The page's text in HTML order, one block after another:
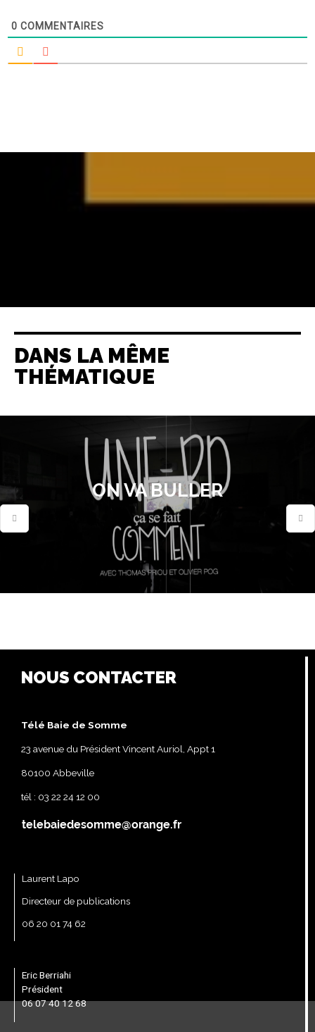
0 COMMENTAIRES
DANS LA MÊME
THÉMATIQUE
ON VA BULLER
NOUS CONTACTER
Télé Baie de Somme
23 avenue du Président Vincent Auriol, Appt 1
80100 Abbeville
tél : 03 22 24 12 00
Laurent Lapo
Directeur de publications
06 20 01 74 62
Eric Berriahi
Président
06 07 40 12 68